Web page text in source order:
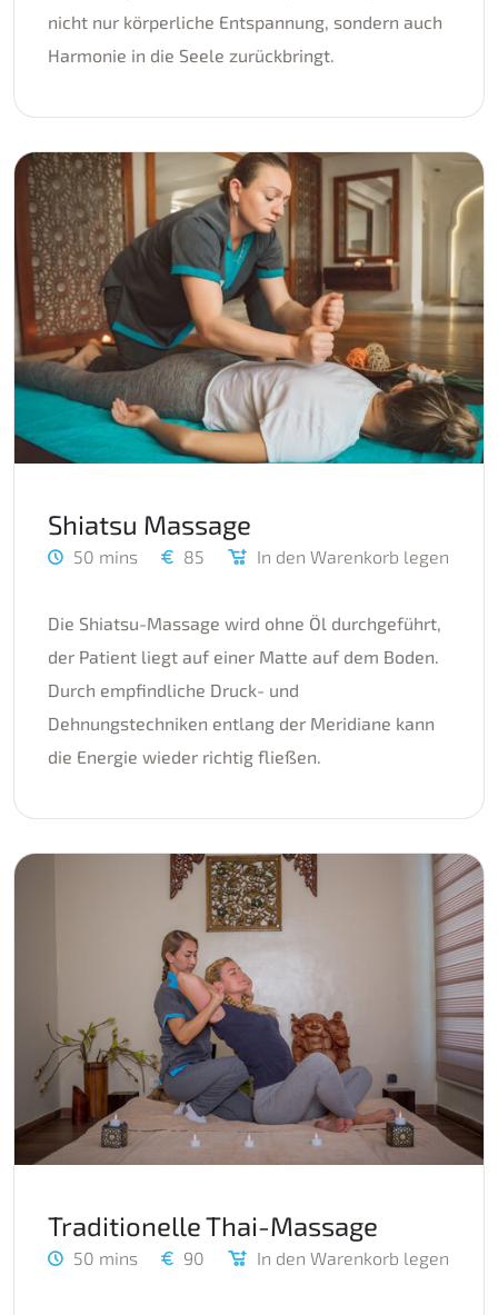
nicht nur körperliche Entspannung, sondern auch
Harmonie in die Seele zurückbringt.
Shiatsu Massage
50 mins 85 In den Warenkorb legen
Die Shiatsu-Massage wird ohne Öl durchgeführt,
der Patient liegt auf einer Matte auf dem Boden.
Durch empfindliche Druck- und
Dehnungstechniken entlang der Meridiane kann
die Energie wieder richtig fließen.
Traditionelle Thai-Massage
50 mins 90 In den Warenkorb legen